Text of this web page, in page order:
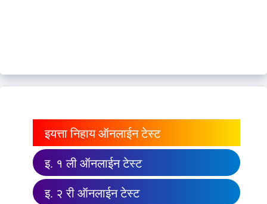
इयत्ता निहाय ऑनलाईन टेस्ट
इ. १ ली ऑनलाईन टेस्ट
इ. २ री ऑनलाईन टेस्ट